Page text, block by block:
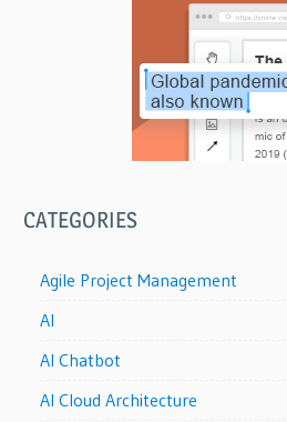
CATEGORIES
Agile Project Management
AI
AI Chatbot
AI Cloud Architecture